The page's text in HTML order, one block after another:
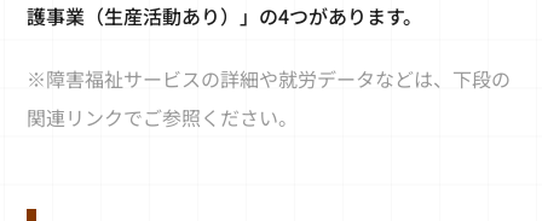
護事業（生産活動あり）」の4つがあります。
※障害福祉サービスの詳細や就労データなどは、下段の
関連リンクでご参照ください。